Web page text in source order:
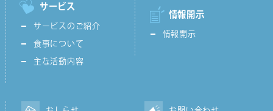
サービス
サービスのご紹介
食事について
主な活動内容
情報開示
情報開示